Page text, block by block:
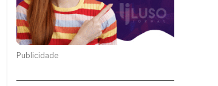
Publicidade